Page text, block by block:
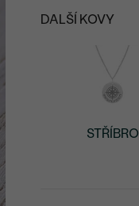
DALŠÍ KOVY
STŘÍBRO